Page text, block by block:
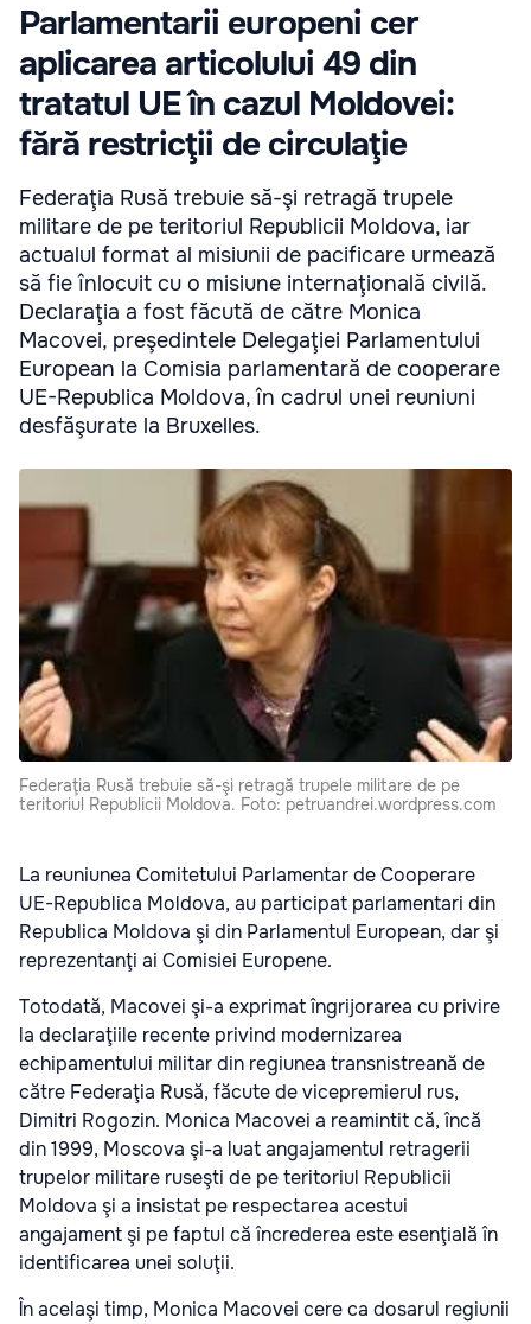
Parlamentarii europeni cer
aplicarea articolului 49 din
tratatul UE în cazul Moldovei:
fără restricţii de circulaţie
Federaţia Rusă trebuie să-şi retragă trupele
militare de pe teritoriul Republicii Moldova, iar
actualul format al misiunii de pacificare urmează
să fie înlocuit cu o misiune internaţională civilă.
Declaraţia a fost făcută de către Monica
Macovei, preşedintele Delegaţiei Parlamentului
European la Comisia parlamentară de cooperare
UE-Republica Moldova, în cadrul unei reuniuni
desfăşurate la Bruxelles.
Federaţia Rusă trebuie să-şi retragă trupele militare de pe
teritoriul Republicii Moldova. Foto: petruandrei.wordpress.com
La reuniunea Comitetului Parlamentar de Cooperare
UE-Republica Moldova, au participat parlamentari din
Republica Moldova şi din Parlamentul European, dar şi
reprezentanţi ai Comisiei Europene.
Totodată, Macovei şi-a exprimat îngrijorarea cu privire
la declaraţiile recente privind modernizarea
echipamentului militar din regiunea transnistreană de
către Federaţia Rusă, făcute de vicepremierul rus,
Dimitri Rogozin. Monica Macovei a reamintit că, încă
din 1999, Moscova şi-a luat angajamentul retragerii
trupelor militare ruseşti de pe teritoriul Republicii
Moldova şi a insistat pe respectarea acestui
angajament şi pe faptul că încrederea este esenţială în
identificarea unei soluţii.
În acelaşi timp, Monica Macovei cere ca dosarul regiunii